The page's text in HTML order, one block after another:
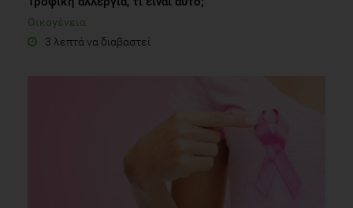
Οικογένεια
3 λεπτά να διαβαστεί